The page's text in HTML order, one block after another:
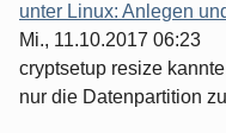
unter Linux: Anlegen
Mi., 11.10.2017 06:23
cryptsetup resize
nur die Datenpartition